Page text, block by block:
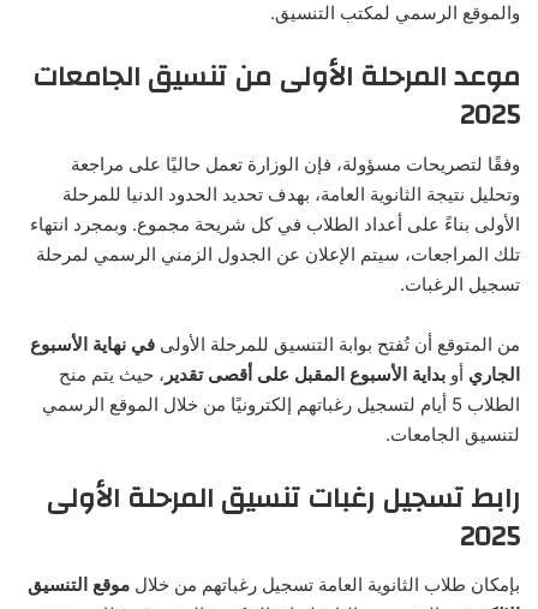
والموقع الرسمي لمكتب التنسيق.
موعد المرحلة الأولى من تنسيق الجامعات
2025
وفقًا لتصريحات مسؤولة، فإن الوزارة تعمل حاليًا على مراجعة
وتحليل نتيجة الثانوية العامة، بهدف تحديد الحدود الدنيا للمرحلة
الأولى بناءً على أعداد الطلاب في كل شريحة مجموع. وبمجرد انتهاء
تلك المراجعات، سيتم الإعلان عن الجدول الزمني الرسمي لمرحلة
تسجيل الرغبات.
من المتوقع أن تُفتح بوابة التنسيق للمرحلة الأولى في نهاية الأسبوع
الجاري أو بداية الأسبوع المقبل على أقصى تقدير ، حيث يتم منح
الطلاب 5 أيام لتسجيل رغباتهم إلكترونيًا من خلال الموقع الرسمي
لتنسيق الجامعات.
رابط تسجيل رغبات تنسيق المرحلة الأولى
2025
بإمكان طلاب الثانوية العامة تسجيل رغباتهم من خلال موقع التنسيق